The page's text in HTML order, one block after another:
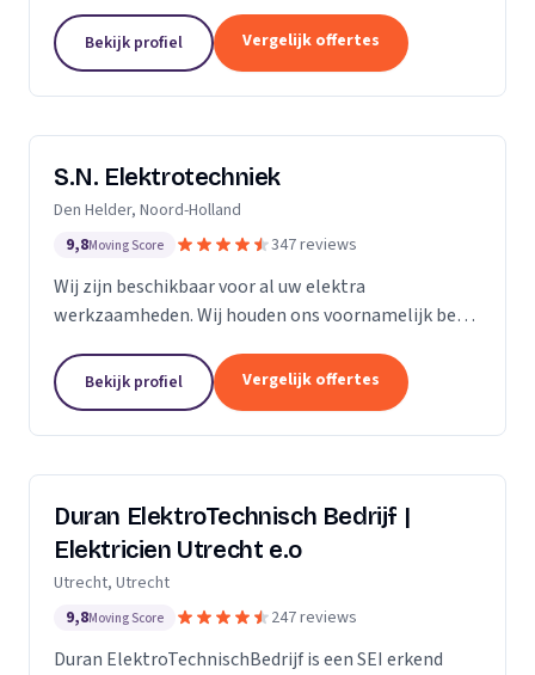
klanttevredenheid, streven we ernaar om elke klus,
groot of...
Bekijk profiel Vergelijk offertes
S.N. Elektrotechniek
Den Helder, Noord-Holland
9,8Moving Score 347 reviews
Wij zijn beschikbaar voor al uw elektra
werkzaamheden. Wij houden ons voornamelijk bezig
groepenkastinstallaties & laadpalen.
Bekijk profiel Vergelijk offertes
Duran ElektroTechnisch Bedrijf |
Elektricien Utrecht e.o
Utrecht, Utrecht
9,8Moving Score 247 reviews
Duran ElektroTechnischBedrijf is een SEI erkend